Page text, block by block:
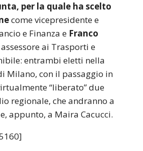
per la quale ha scelto
come vicepresidente e
e Finanza e Franco
ai Trasporti e
entrambi eletti nella
Milano, con il passaggio in
“liberato” due
regionale, che andranno a
appunto, a Maira Cacucci.